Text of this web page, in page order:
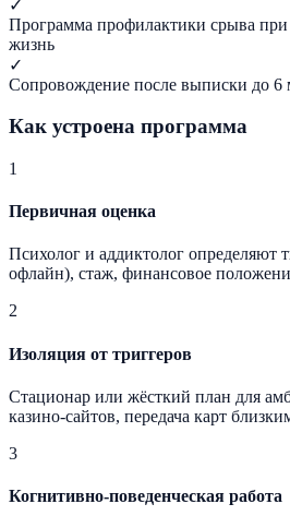
✓
Программа профилактики срыва
жизнь
✓
Сопровождение после выписки до 6
Как устроена программа
1
Первичная оценка
Психолог и аддиктолог определяют
офлайн), стаж, финансовое
2
Изоляция от триггеров
Стационар или жёсткий план для
казино-сайтов, передача карт
3
Когнитивно-поведенческая работа